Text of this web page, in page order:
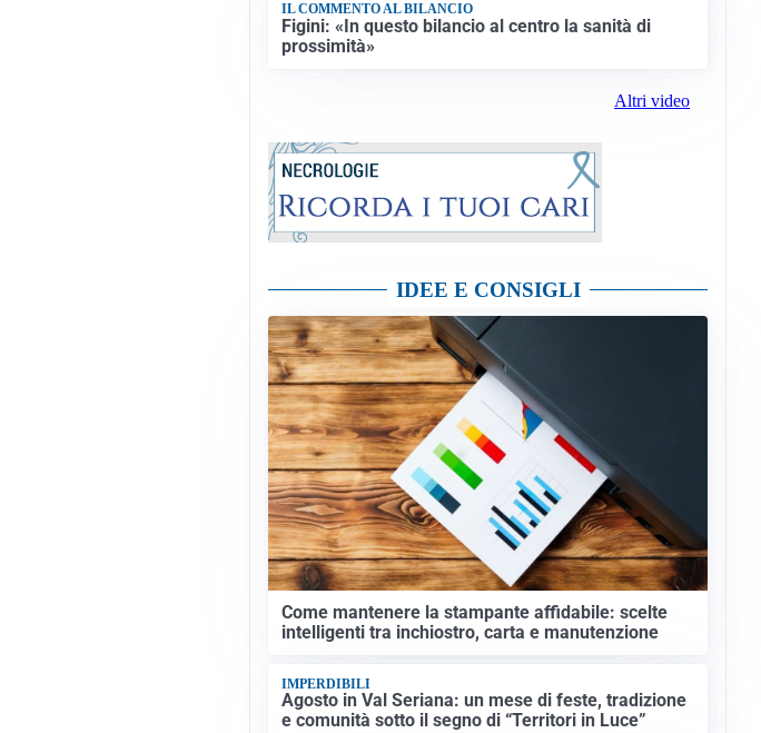
IL COMMENTO AL BILANCIO
Figini: «In questo bilancio al centro la sanità di
prossimità»
Altri video
IDEE E CONSIGLI
Come mantenere la stampante affidabile: scelte
intelligenti tra inchiostro, carta e manutenzione
IMPERDIBILI
Agosto in Val Seriana: un mese di feste, tradizione
e comunità sotto il segno di “Territori in Luce”